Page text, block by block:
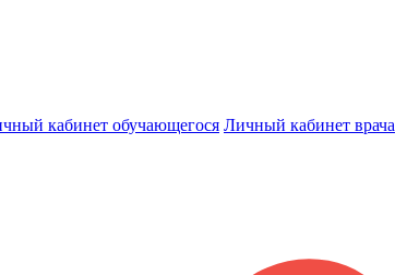
кабинет обучающегося Личный кабинет врача